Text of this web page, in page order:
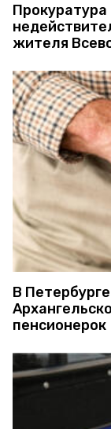
жителя
В
пенсионерок